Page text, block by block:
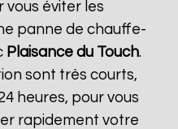
éviter les
panne de chauffe-
Plaisance du Touch.
sont très courts,
heures, pour vous
rapidement votre